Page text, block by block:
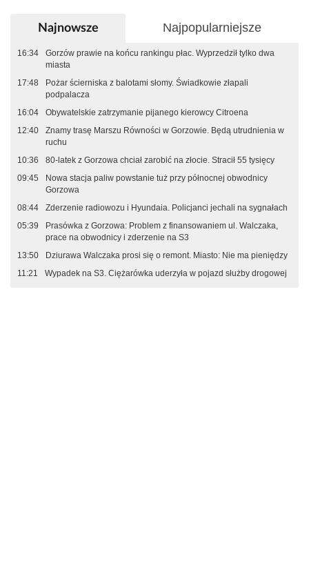
Najnowsze Najpopularniejsze
16:34
Gorzów prawie na końcu rankingu płac. Wyprzedził tylko dwa
miasta
17:48
Pożar ścierniska z balotami słomy. Świadkowie złapali
podpalacza
16:04
Obywatelskie zatrzymanie pijanego kierowcy Citroena
12:40
Znamy trasę Marszu Równości w Gorzowie. Będą utrudnienia w
ruchu
10:36
80-latek z Gorzowa chciał zarobić na złocie. Stracił 55 tysięcy
09:45
Nowa stacja paliw powstanie tuż przy północnej obwodnicy
Gorzowa
08:44
Zderzenie radiowozu i Hyundaia. Policjanci jechali na sygnałach
05:39
Prasówka z Gorzowa: Problem z finansowaniem ul. Walczaka,
prace na obwodnicy i zderzenie na S3
13:50
Dziurawa Walczaka prosi się o remont. Miasto: Nie ma pieniędzy
11:21
Wypadek na S3. Ciężarówka uderzyła w pojazd służby drogowej